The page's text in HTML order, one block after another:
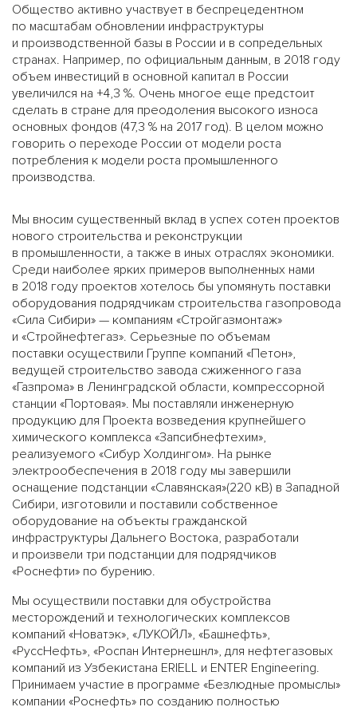
Общество активно участвует в беспрецедентном
по масштабам обновлении инфраструктуры
и производственной базы в России и в сопредельных
странах. Например, по официальным данным, в 2018 году
объем инвестиций в основной капитал в России
увеличился на +4,3 %. Очень многое еще предстоит
сделать в стране для преодоления высокого износа
основных фондов (47,3 % на 2017 год). В целом можно
говорить о переходе России от модели роста
потребления к модели роста промышленного
производства.
Мы вносим существенный вклад в успех сотен проектов
нового строительства и реконструкции
в промышленности, а также в иных отраслях экономики.
Среди наиболее ярких примеров выполненных нами
в 2018 году проектов хотелось бы упомянуть поставки
оборудования подрядчикам строительства газопровода
«Сила Сибири» — компаниям «Стройгазмонтаж»
и «Стройнефтегаз». Серьезные по объемам
поставки осуществили Группе компаний «Петон»,
ведущей строительство завода сжиженного газа
«Газпрома» в Ленинградской области, компрессорной
станции «Портовая». Мы поставляли инженерную
продукцию для Проекта возведения крупнейшего
химического комплекса «Запсибнефтехим»,
реализуемого «Сибур Холдингом». На рынке
электрообеспечения в 2018 году мы завершили
оснащение подстанции «Славянская»(220 кВ) в Западной
Сибири, изготовили и поставили собственное
оборудование на объекты гражданской
инфраструктуры Дальнего Востока, разработали
и произвели три подстанции для подрядчиков
«Роснефти» по бурению.
Мы осуществили поставки для обустройства
месторождений и технологических комплексов
компаний «Новатэк», «ЛУКОЙЛ», «Башнефть»,
«РуссНефть», «Роспан Интернешнл», для нефтегазовых
компаний из Узбекистана ERIELL и ENTER Engineering.
Принимаем участие в программе «Безлюдные промыслы»
компании «Роснефть» по созданию полностью